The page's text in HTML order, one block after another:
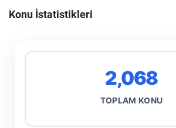
Konu İstatistikleri
2,068
TOPLAM KONU